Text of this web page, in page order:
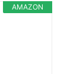
AMAZON